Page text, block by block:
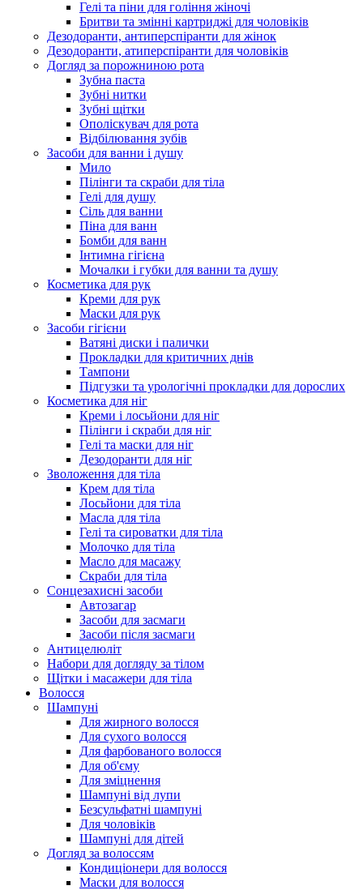
Гелі та піни для гоління жіночі
Бритви та змінні картриджі для чоловіків
Дезодоранти, антиперспіранти для жінок
Дезодоранти, атиперспіранти для чоловіків
Догляд за порожниною рота
Зубна паста
Зубні нитки
Зубні щітки
Ополіскувач для рота
Відбілювання зубів
Засоби для ванни і душу
Мило
Пілінги та скраби для тіла
Гелі для душу
Сіль для ванни
Піна для ванн
Бомби для ванн
Інтимна гігієна
Мочалки і губки для ванни та душу
Косметика для рук
Креми для рук
Маски для рук
Засоби гігієни
Ватяні диски і палички
Прокладки для критичних днів
Тампони
Підгузки та урологічні прокладки для дорослих
Косметика для ніг
Креми і лосьйони для ніг
Пілінги і скраби для ніг
Гелі та маски для ніг
Дезодоранти для ніг
Зволоження для тіла
Крем для тіла
Лосьйони для тіла
Масла для тіла
Гелі та сироватки для тіла
Молочко для тіла
Масло для масажу
Скраби для тіла
Сонцезахисні засоби
Автозагар
Засоби для засмаги
Засоби після засмаги
Антицелюліт
Набори для догляду за тілом
Щітки і масажери для тіла
Волосся
Шампуні
Для жирного волосся
Для сухого волосся
Для фарбованого волосся
Для об'єму
Для зміцнення
Шампуні від лупи
Безсульфатні шампуні
Для чоловіків
Шампуні для дітей
Догляд за волоссям
Кондиціонери для волосся
Маски для волосся